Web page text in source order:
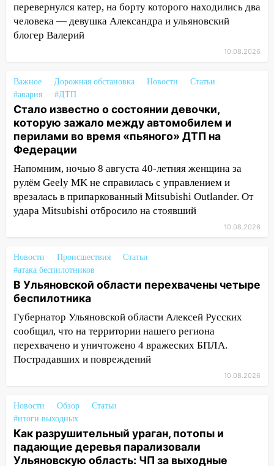
10:06 За выходные выпало больше
месячной нормы осадков и упало 111
деревьев в Ульяновске
В Кузоватово ураганный ветер
культуры и школы
09:20 Момент падения дерева на
машину в Ульяновске попал на видео
09:16 Утро ульяновских водителей
началось с «глухой» пробки на старом
мосту
09:10 Соцсети: на Московском шоссе в
Ульяновске произошла авария
выявили онкологию
07:00
Прохладная ночь и ветреный
день: прогноз погоды в Ульяновске 10
августа
06:00 Как разрушительный ураган,
потопы и падающие деревья
парализовали Ульяновскую область: ЧП
за выходные
смертельная драка
05:00
Боль, скованность и старение
дисков: как повседневные привычки
незаметно разрушают наш позвоночник
перевернулся катер, на борту которого находились два
человека — девушка Александра и ульяновский
блогер Валерий
10.08.2026
Важное Дорожная обстановка Новости
Статьи
#авария
#ДТП
Стало известно о состоянии девочки,
которую зажало между автомобилем и
перилами во время «пьяного» ДТП на
Федерации
Напомним, ночью 8 августа 40-летняя женщина за
рулём Geely MK не справилась с управлением и
врезалась в припаркованный Mitsubishi Outlander. От
удара Mitsubishi отбросило на стоявший
10.08.2026
Новости Происшествия
Статьи
#атака беспилотников
В Ульяновской области перехвачены четыре
беспилотника
Губернатор Ульяновской области Алексей Русских
сообщил, что на территории нашего региона
перехвачено и уничтожено 4 вражеских БПЛА.
Пострадавших и повреждений
10.08.2026
Новости Обзор
Статьи
#итоги выходных
Как разрушительный ураган, потопы и
падающие деревья парализовали
Ульяновскую область: ЧП за выходные